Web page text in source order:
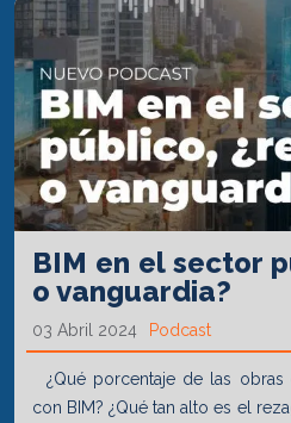
BIM en el sector
o vanguardia?
03 Abril 2024 Podcast
¿Qué porcentaje de las
con BIM? ¿Qué tan alto es el